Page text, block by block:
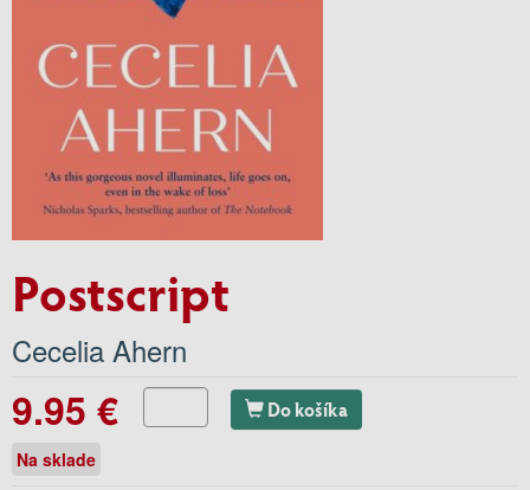
Postscript
Cecelia Ahern
9.95 € Do košíka
Na sklade